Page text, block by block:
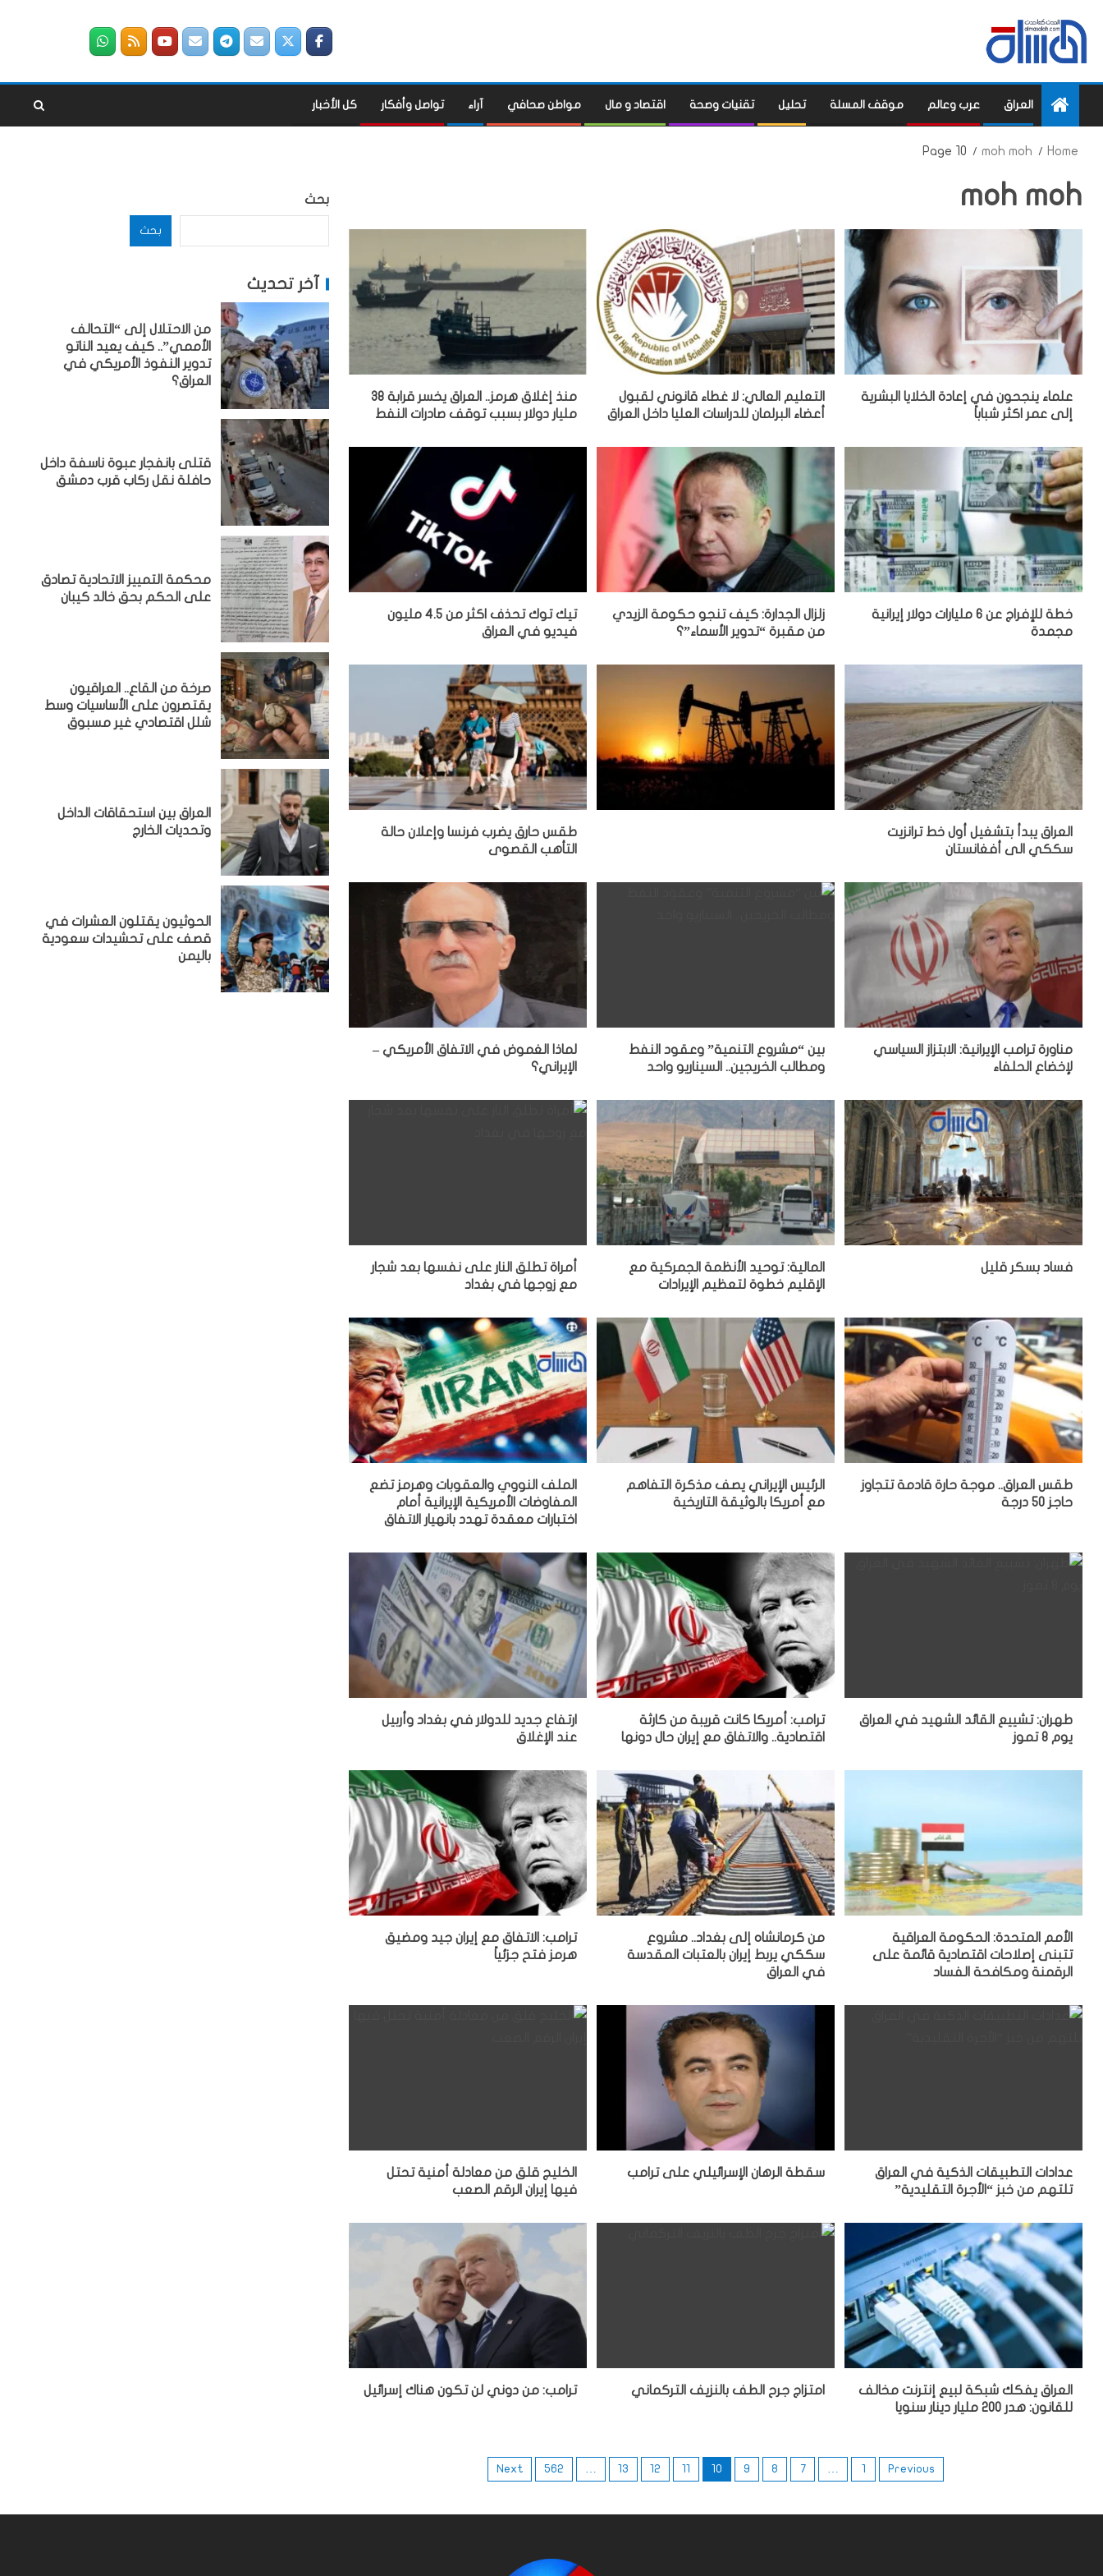
العراق عرب وعالم موقف المسلة تحليل تقنيات وصحة اقتصاد و مال مواطن صحافي آراء تواصل وأفكار كل الأخبار
Home
moh moh
Page 10
moh moh
علماء ينجحون في إعادة الخلايا البشرية
إلى عمر اكثر شباباً
التعليم العالي: لا غطاء قانوني لقبول
أعضاء البرلمان للدراسات العليا داخل العراق
منذ إغلاق هرمز.. العراق يخسر قرابة 38
مليار دولار بسبب توقف صادرات النفط
خطة للإفراج عن 6 مليارات دولار إيرانية
مجمدة
زلزال الجدارة: كيف تنجو حكومة الزيدي
من مقبرة “تدوير الأسماء”؟
تيك توك تحذف اكثر من 4.5 مليون
فيديو في العراق
العراق يبدأ بتشغيل أول خط ترانزيت
سككي الى أفغانستان
طقس حارق يضرب فرنسا وإعلان حالة
التأهب القصوى
مناورة ترامب الإيرانية: الابتزاز السياسي
لإخضاع الحلفاء
بين “مشروع التنمية” وعقود النفط
ومطالب الخريجين.. السيناريو واحد
لماذا الغموض في الاتفاق الأمريكي –
الإيراني؟
فساد بسكر قليل
المالية: توحيد الأنظمة الجمركية مع
الإقليم خطوة لتعظيم الإيرادات
أمراة تطلق النار على نفسها بعد شجار
مع زوجها في بغداد
طقس العراق.. موجة حارة قادمة تتجاوز
حاجز 50 درجة
الرئيس الإيراني يصف مذكرة التفاهم
مع أمريكا بالوثيقة التاريخية
الملف النووي والعقوبات وهرمز تضع
المفاوضات الأمريكية الإيرانية أمام
اختبارات معقدة تهدد بانهيار الاتفاق
طهران: تشييع القائد الشهيد في العراق
يوم 8 تموز
ترامب: أمريكا كانت قريبة من كارثة
اقتصادية.. والاتفاق مع إيران حال دونها
ارتفاع جديد للدولار في بغداد وأربيل
عند الإغلاق
الأمم المتحدة: الحكومة العراقية
تتبنى إصلاحات اقتصادية قائمة على
الرقمنة ومكافحة الفساد
من كرمانشاه إلى بغداد.. مشروع
سككي يربط إيران بالعتبات المقدسة
في العراق
ترامب: الاتفاق مع إيران جيد ومضيق
هرمز فتح جزئياً
عدادات التطبيقات الذكية في العراق
تلتهم من خبز “الأجرة التقليدية”
سقطة الرهان الإسرائيلي على ترامب
الخليج قلق من معادلة أمنية تحتل
فيها إيران الرقم الصعب
العراق يفكك شبكة لبيع إنترنت مخالف
للقانون: هدر 200 مليار دينار سنويا
امتزاج جرح الطف بالنزيف التركماني ترامب: من دوني لن تكون هناك إسرائيل
Previous
1
…
7
8
9
10
11
12
13
…
562
Next
بحث
بحث
آخر تحديث
من الاحتلال إلى “التحالف
الأممي”.. كيف يعيد الناتو
تدوير النفوذ الأمريكي في
العراق؟
قتلى بانفجار عبوة ناسفة داخل
حافلة نقل ركاب قرب دمشق
محكمة التمييز الاتحادية تصادق
على الحكم بحق خالد كيبان
صرخة من القاع.. العراقيون
يقتصرون على الأساسيات وسط
شلل اقتصادي غير مسبوق
‏العراق بين استحقاقات الداخل
وتحديات الخارج
الحوثيون يقتلون العشرات في
قصف على تحشيدات سعودية
باليمن